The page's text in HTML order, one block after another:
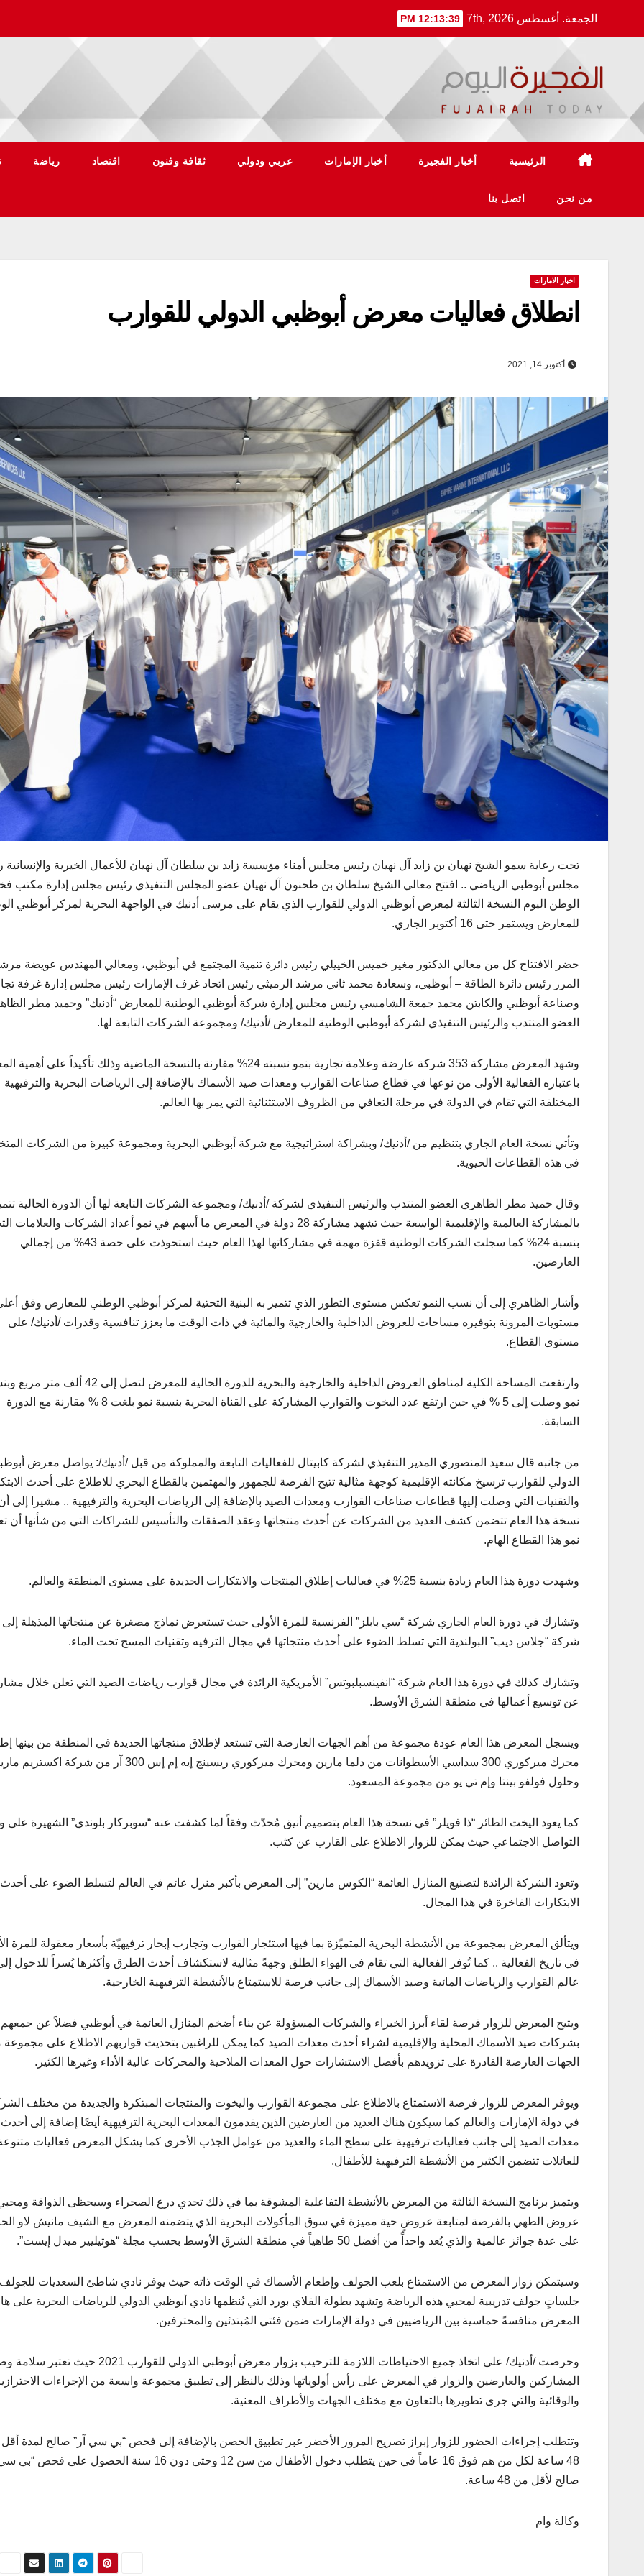
الجمعة. أغسطس 7th, 2026 12:13:40 PM
الرئيسية أخبار الفجيرة أخبار الإمارات عربي ودولي ثقافة وفنون اقتصاد رياضة
من نحن اتصل بنا
اخبار الامارات
انطلاق فعاليات معرض أبوظبي الدولي للقوارب
أكتوبر 14, 2021
تحت رعاية سمو الشيخ نهيان بن زايد آل نهيان رئيس مجلس أمناء مؤسسة زايد بن سلطان آل نهيان للأعمال الخيرية والإنسانية
مجلس أبوظبي الرياضي .. افتتح معالي الشيخ سلطان بن طحنون آل نهيان عضو المجلس التنفيذي رئيس مجلس إدارة مكتب
الوطن اليوم النسخة الثالثة لمعرض أبوظبي الدولي للقوارب الذي يقام على مرسى أدنيك في الواجهة البحرية لمركز أبوظبي
للمعارض ويستمر حتى 16 أكتوبر الجاري.
حضر الافتتاح كل من معالي الدكتور مغير خميس الخييلي رئيس دائرة تنمية المجتمع في أبوظبي، ومعالي المهندس عويضة
المرر رئيس دائرة الطاقة – أبوظبي، وسعادة محمد ثاني مرشد الرميثي رئيس اتحاد غرف الإمارات رئيس مجلس إدارة غرفة
وصناعة أبوظبي والكابتن محمد جمعة الشامسي رئيس مجلس إدارة شركة أبوظبي الوطنية للمعارض “أدنيك” وحميد مطر
العضو المنتدب والرئيس التنفيذي لشركة أبوظبي الوطنية للمعارض /أدنيك/ ومجموعة الشركات التابعة لها.
وشهد المعرض مشاركة 353 شركة عارضة وعلامة تجارية بنمو نسبته 24% مقارنة بالنسخة الماضية وذلك تأكيداً على
باعتباره الفعالية الأولى من نوعها في قطاع صناعات القوارب ومعدات صيد الأسماك بالإضافة إلى الرياضات البحرية والترفيهية
المختلفة التي تقام في الدولة في مرحلة التعافي من الظروف الاستثنائية التي يمر بها العالم.
وتأتي نسخة العام الجاري بتنظيم من /أدنيك/ وبشراكة استراتيجية مع شركة أبوظبي البحرية ومجموعة كبيرة من الشركات
في هذه القطاعات الحيوية.
وقال حميد مطر الظاهري العضو المنتدب والرئيس التنفيذي لشركة /أدنيك/ ومجموعة الشركات التابعة لها أن الدورة الحالية
بالمشاركة العالمية والإقليمية الواسعة حيث تشهد مشاركة 28 دولة في المعرض ما أسهم في نمو أعداد الشركات
بنسبة 24% كما سجلت الشركات الوطنية قفزة مهمة في مشاركاتها لهذا العام حيث استحوذت على حصة 43% من إجمالي
العارضين.
وأشار الظاهري إلى أن نسب النمو تعكس مستوى التطور الذي تتميز به البنية التحتية لمركز أبوظبي الوطني للمعارض وفق
مستويات المرونة بتوفيره مساحات للعروض الداخلية والخارجية والمائية في ذات الوقت ما يعزز تنافسية وقدرات /أدنيك/ على
مستوى القطاع.
وارتفعت المساحة الكلية لمناطق العروض الداخلية والخارجية والبحرية للدورة الحالية للمعرض لتصل
نمو وصلت إلى 5 % في حين ارتفع عدد اليخوت والقوارب المشاركة على القناة البحرية بنسبة نمو بلغت 8 % مقارنة مع الدورة
السابقة.
من جانبه قال سعيد المنصوري المدير التنفيذي لشركة كابيتال للفعاليات التابعة والمملوكة من قبل /أدنيك/: يواصل معرض
الدولي للقوارب ترسيخ مكانته الإقليمية كوجهة مثالية تتيح الفرصة للجمهور والمهتمين بالقطاع البحري للاطلاع على أحدث
والتقنيات التي وصلت إليها قطاعات صناعات القوارب ومعدات الصيد بالإضافة إلى الرياضات البحرية والترفيهية .. مشيرا إلى
نسخة هذا العام تتضمن كشف العديد من الشركات عن أحدث منتجاتها وعقد الصفقات والتأسيس للشراكات التي من شأنها أن
نمو هذا القطاع الهام.
وشهدت دورة هذا العام زيادة بنسبة 25% في فعاليات إطلاق المنتجات والابتكارات الجديدة على مستوى المنطقة والعالم.
وتشارك في دورة العام الجاري شركة “سي بابلز” الفرنسية للمرة الأولى حيث تستعرض نماذج مصغرة عن منتجاتها المذهلة
شركة “جلاس ديب” البولندية التي تسلط الضوء على أحدث منتجاتها في مجال الترفيه وتقنيات المسح تحت الماء.
وتشارك كذلك في دورة هذا العام شركة “انفينسبلبوتس” الأمريكية الرائدة في مجال قوارب رياضات الصيد التي تعلن خلال
عن توسيع أعمالها في منطقة الشرق الأوسط.
ويسجل المعرض هذا العام عودة مجموعة من أهم الجهات العارضة التي تستعد لإطلاق منتجاتها الجديدة في المنطقة من بينها
محرك ميركوري 300 سداسي الأسطوانات من دلما مارين ومحرك ميركوري ريسينج إيه إم إس 300 آر من شركة
وحلول فولفو بينتا وإم تي يو من مجموعة المسعود.
كما يعود اليخت الطائر “ذا فويلر” في نسخة هذا العام بتصميم أنيق مُحدّث وفقاً لما كشفت عنه “سوبركار بلوندي” الشهيرة على
التواصل الاجتماعي حيث يمكن للزوار الاطلاع على القارب عن كثب.
وتعود الشركة الرائدة لتصنيع المنازل العائمة “الكوس مارين” إلى المعرض بأكبر منزل عائم في العالم لتسلط الضوء على أحدث
الابتكارات الفاخرة في هذا المجال.
ويتألق المعرض بمجموعة من الأنشطة البحرية المتميّزة بما فيها استئجار القوارب وتجارب إبحار ترفيهيّة بأسعار معقولة للمرة
في تاريخ الفعالية .. كما تُوفر الفعالية التي تقام في الهواء الطلق وجهةً مثالية لاستكشاف أحدث الطرق وأكثرها يُسراً للدخول
عالم القوارب والرياضات المائية وصيد الأسماك إلى جانب فرصة للاستمتاع بالأنشطة الترفيهية الخارجية.
ويتيح المعرض للزوار فرصة لقاء أبرز الخبراء والشركات المسؤولة عن بناء أضخم المنازل العائمة في أبوظبي فضلاً عن جمعهم
بشركات صيد الأسماك المحلية والإقليمية لشراء أحدث معدات الصيد كما يمكن للراغبين بتحديث قواربهم الاطلاع على
الجهات العارضة القادرة على تزويدهم بأفضل الاستشارات حول المعدات الملاحية والمحركات عالية الأداء وغيرها الكثير.
ويوفر المعرض للزوار فرصة الاستمتاع بالاطلاع على مجموعة القوارب واليخوت والمنتجات المبتكرة والجديدة من مختلف
في دولة الإمارات والعالم كما سيكون هناك العديد من العارضين الذين يقدمون المعدات البحرية الترفيهية أيضًا إضافة إلى أحدث
معدات الصيد إلى جانب فعاليات ترفيهية على سطح الماء والعديد من عوامل الجذب الأخرى كما يشكل المعرض فعاليات
للعائلات تتضمن الكثير من الأنشطة الترفيهية للأطفال.
ويتميز برنامج النسخة الثالثة من المعرض بالأنشطة التفاعلية المشوقة بما في ذلك تحدي درع الصحراء وسيحظى الذواقة
عروض الطهي بالفرصة لمتابعة عروضٍ حية مميزة في سوق المأكولات البحرية الذي يتضمنه المعرض مع الشيف مانيش لاو
على عدة جوائز عالمية والذي يُعد واحداً من أفضل 50 طاهياً في منطقة الشرق الأوسط بحسب مجلة “هوتيليير ميدل إيست”.
وسيتمكن زوار المعرض من الاستمتاع بلعب الجولف وإطعام الأسماك في الوقت ذاته حيث يوفر نادي شاطئ السعديات للجولف
جلساتٍ جولف تدريبية لمحبي هذه الرياضة وتشهد بطولة الفلاي بورد التي يُنظمها نادي أبوظبي الدولي للرياضات البحرية على
المعرض منافسةً حماسية بين الرياضيين في دولة الإمارات ضمن فئتي المُبتدئين والمحترفين.
وحرصت /أدنيك/ على اتخاذ جميع الاحتياطات اللازمة للترحيب بزوار معرض أبوظبي الدولي للقوارب 2021
المشاركين والعارضين والزوار في المعرض على رأس أولوياتها وذلك بالنظر إلى تطبيق مجموعة واسعة من الإجراءات
والوقائية والتي جرى تطويرها بالتعاون مع مختلف الجهات والأطراف المعنية.
وتتطلب إجراءات الحضور للزوار إبراز تصريح المرور الأخضر عبر تطبيق الحصن بالإضافة إلى فحص “بي سي آر” صالح لمدة
48 ساعة لكل من هم فوق 16 عاماً في حين يتطلب دخول الأطفال من سن 12 وحتى دون 16 سنة الحصول على
صالح لأقل من 48 ساعة.
وكالة وام